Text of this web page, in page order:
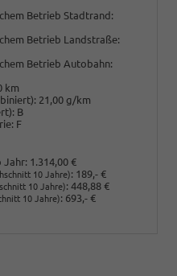
Betrieb Stadtrand:
Betrieb Landstraße:
Betrieb Autobahn:
km
21,00 g/km
B
F
Jahr: 1.314,00 €
10 Jahre): 189,- €
10 Jahre): 448,88 €
10 Jahre): 693,- €